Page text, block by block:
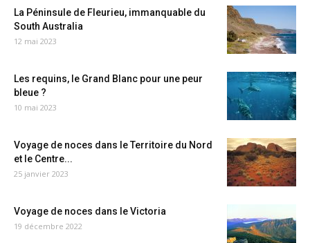
La Péninsule de Fleurieu, immanquable du
South Australia
12 mai 2023
Les requins, le Grand Blanc pour une peur
bleue ?
10 mai 2023
Voyage de noces dans le Territoire du Nord
et le Centre...
25 janvier 2023
Voyage de noces dans le Victoria
19 décembre 2022